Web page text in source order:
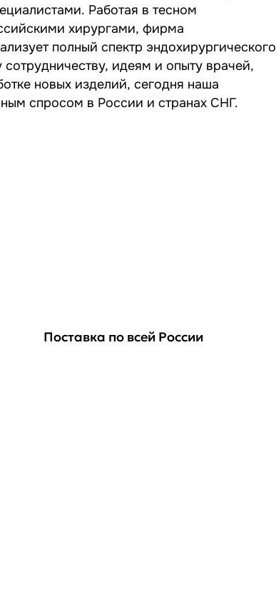
Работая в тесном
хирургами, фирма
полный спектр эндохирургического
идеям и опыту врачей,
новых изделий, сегодня наша
спросом в России и странах СНГ.
Поставка по всей России